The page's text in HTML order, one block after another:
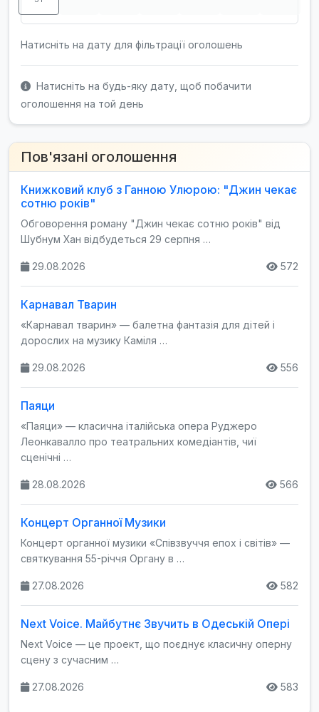
Натисніть на дату для фільтрації оголошень
Натисніть на будь-яку дату, щоб побачити
оголошення на той день
Пов'язані оголошення
Книжковий клуб з Ганною Улюрою: "Джин чекає
сотню років"
Обговорення роману "Джин чекає сотню років" від
Шубнум Хан відбудеться 29 серпня …
29.08.2026 572
Карнавал Тварин
«Карнавал тварин» — балетна фантазія для дітей і
дорослих на музику Каміля …
29.08.2026 556
Паяци
«Паяци» — класична італійська опера Руджеро
Леонкавалло про театральних комедіантів, чиї
сценічні …
28.08.2026 566
Концерт Органної Музики
Концерт органної музики «Співзвуччя епох і світів» —
святкування 55-річчя Органу в …
27.08.2026 582
Next Voice. Майбутнє Звучить в Одеській Опері
Next Voice — це проект, що поєднує класичну оперну
сцену з сучасним …
27.08.2026 583